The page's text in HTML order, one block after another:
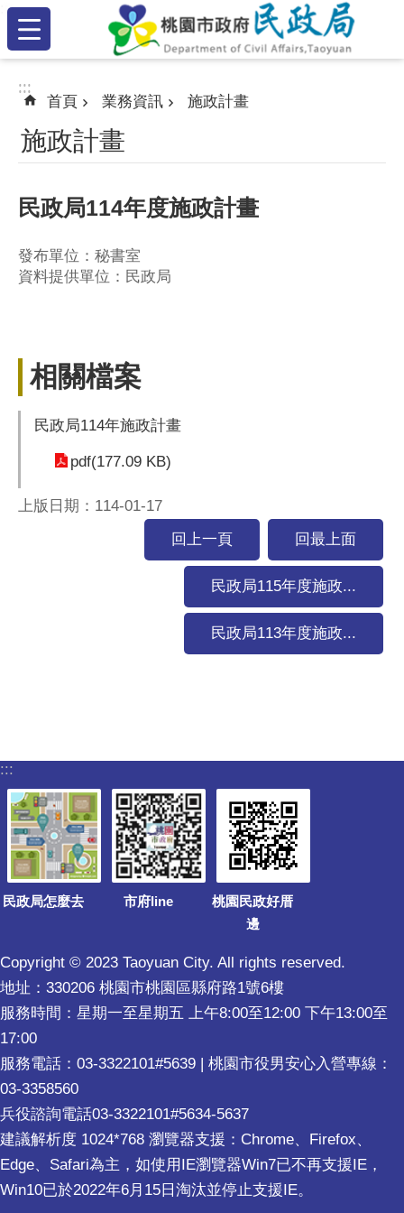
跳到主要內容區塊
:::
:::
:::
首頁 業務資訊 施政計畫
施政計畫
民政局114年度施政計畫
發布單位：秘書室
資料提供單位：民政局
相關檔案
民政局114年施政計畫
pdf(177.09 KB)
上版日期：114-01-17
回上一頁
回最上面
民政局115年度施政...
民政局113年度施政...
:::
民政局怎麼去 市府line
桃園民政好厝
邊
Copyright © 2023 Taoyuan City. All rights reserved.
地址：330206 桃園市桃園區縣府路1號6樓
服務時間：星期一至星期五 上午8:00至12:00 下午13:00至
17:00
服務電話：03-3322101#5639 | 桃園市役男安心入營專線：
03-3358560
兵役諮詢電話03-3322101#5634-5637
建議解析度 1024*768 瀏覽器支援：Chrome、Firefox、
Edge、Safari為主，如使用IE瀏覽器Win7已不再支援IE，
Win10已於2022年6月15日淘汰並停止支援IE。